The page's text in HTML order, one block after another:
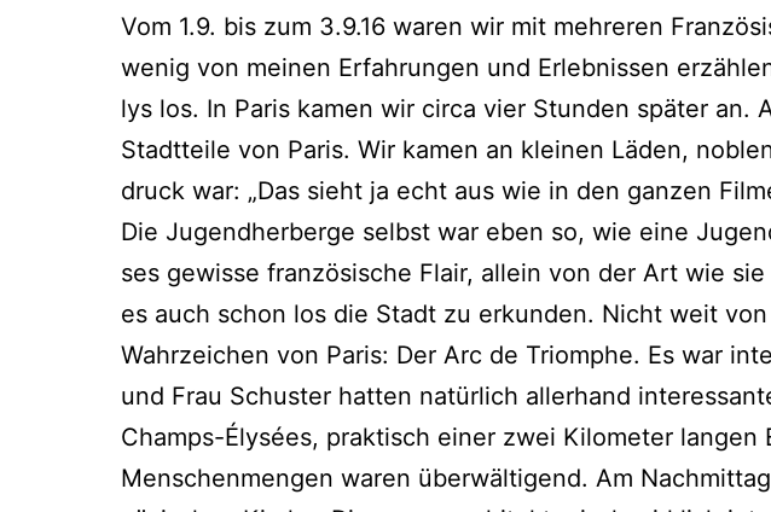
Vom 1.9. bis zum 3.9.16 waren wir mit meh­re­ren
wenig von mei­nen Erfah­run­gen und Erleb­nis­sen
lys los. In Paris kamen wir cir­ca vier Stun­den spä­ter
Stadt­tei­le von Paris. Wir kamen an klei­nen Läden,
druck war: „Das sieht ja echt aus wie in den gan­zen
Die Jugend­her­ber­ge selbst war eben so, wie eine
ses gewis­se fran­zö­si­sche Flair, allein von der Art wie
es auch schon los die Stadt zu erkun­den. Nicht weit
Wahr­zei­chen von Paris: Der Arc de Triom­phe. Es war
und Frau Schus­ter hat­ten natür­lich aller­hand
Champs-Ély­sées, prak­tisch einer zwei Kilo­me­ter
Men­schen­men­gen waren über­wäl­ti­gend. Am